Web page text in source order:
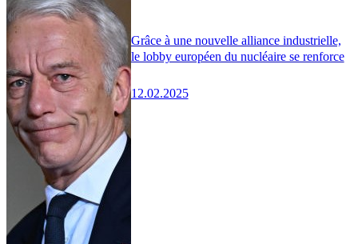
Grâce à une nouvelle alliance industrielle,
le lobby européen du nucléaire se renforce
12.02.2025